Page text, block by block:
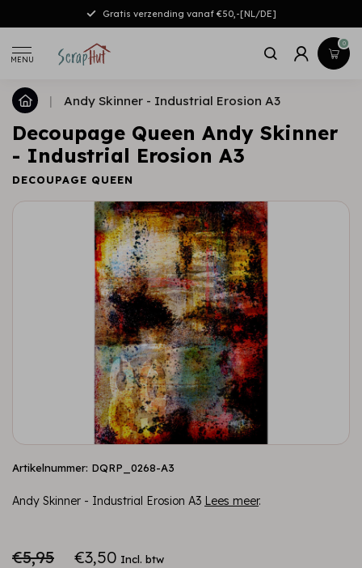
Gratis verzending vanaf €50,-[NL/DE]
MENU
0
| Andy Skinner - Industrial Erosion A3
Decoupage Queen Andy Skinner
- Industrial Erosion A3
DECOUPAGE QUEEN
Artikelnummer: DQRP_0268-A3
Andy Skinner - Industrial Erosion A3 Lees meer.
€5,95 €3,50 Incl. btw